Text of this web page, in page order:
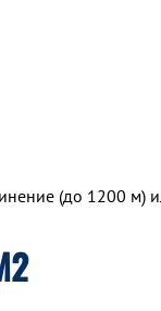
(до 1200 м)